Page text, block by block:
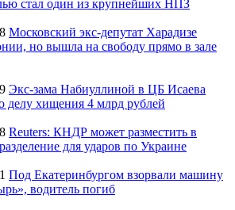
стал один из крупнейших НПЗ
Московский экс-депутат Харадизе
но вышла на свободу прямо в зале
Экс-зама Набиуллиной в ЦБ Исаева
делу хищения 4 млрд рублей
Reuters: КНДР может разместить в
для ударов по Украине
Под Екатеринбургом взорвали машину
водитель погиб